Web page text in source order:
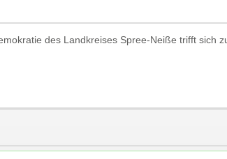
des Landkreises Spree-Neiße trifft sich